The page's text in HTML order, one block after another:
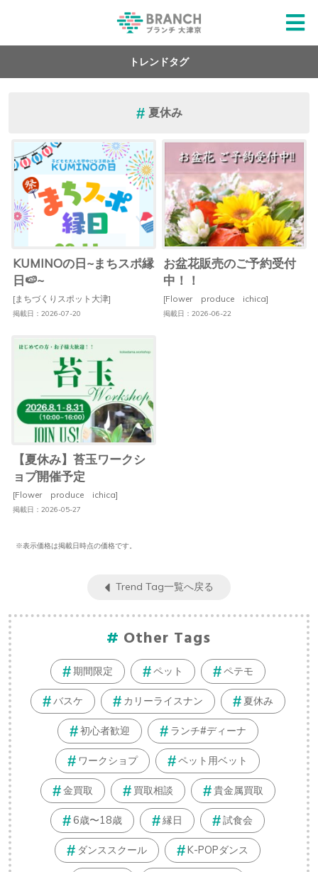
トレンドタグ
夏休み
KUMINOの日~まちスポ縁
日🍉~
[まちづくりスポット大津]
掲載日：2026-07-20
お盆花販売のご予約受付
中！！
[Flower produce ichica]
掲載日：2026-06-22
【夏休み】苔玉ワークシ
ョプ開催予定
[Flower produce ichica]
掲載日：2026-05-27
※表示価格は掲載日時点の価格です。
Trend Tag一覧へ戻る
Other Tags
期間限定 ペット ペテモ
バスケ カリーライスナン 夏休み
初心者歓迎 ランチ#ディーナ
ワークショプ ペット用ベット
金買取 買取相談 貴金属買取
6歳〜18歳 縁日 試食会
ダンススクール K-POPダンス